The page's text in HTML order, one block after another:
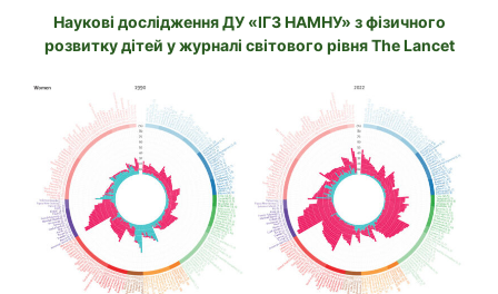
Наукові дослідження ДУ «ІГЗ НАМНУ» з фізичного
розвитку дітей у журналі світового рівня The Lancet